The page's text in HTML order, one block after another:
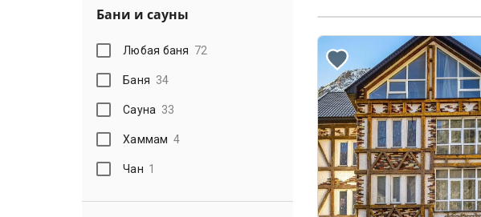
Бани и сауны
Любая баня 72
Баня 34
Сауна 33
Хаммам 4
Чан 1